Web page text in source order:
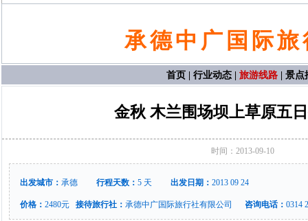
首页| 行业动态| 旅游线路| 景点
金秋 木兰围场坝上草原五
时间：2013-09-10
出发城市： 承德 行程天数： 5 天 出发日期： 2013 09 24
价格： 2480元 接待旅行社： 承德中广国际旅行社有限公司 咨询电话： 0314